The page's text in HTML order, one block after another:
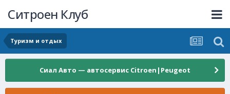
Ситроен Клуб
Туризм и отдых
Сиал Авто — автосервис Citroen|Peugeot